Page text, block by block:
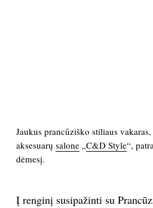
POLITIKA
Jaukus prancūziško stiliaus
aksesuarų salone„C&D Style“,
dėmesį.
Į renginį susipažinti su